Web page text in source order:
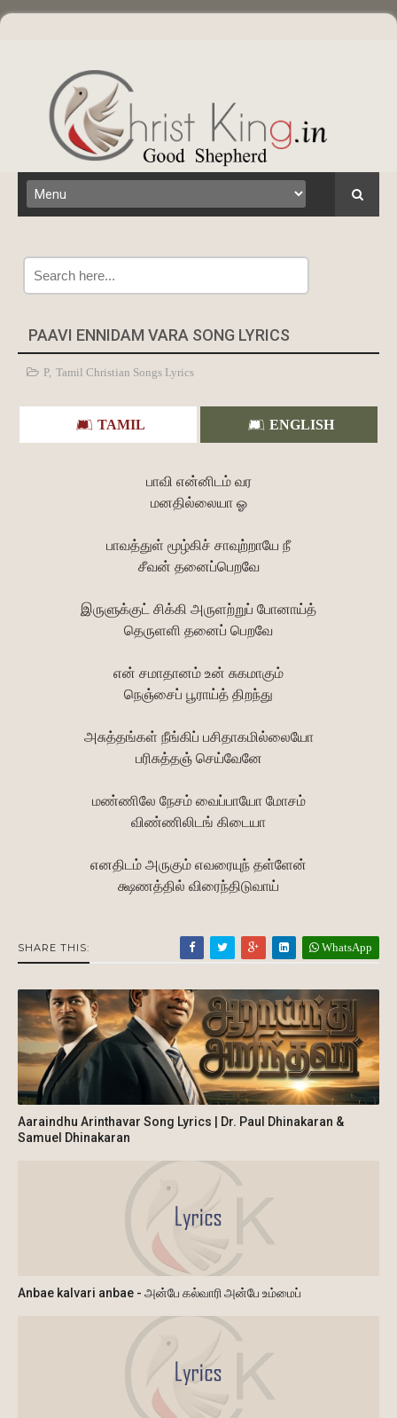
PAAVI ENNIDAM VARA SONG LYRICS
P, Tamil Christian Songs Lyrics
TAMIL ENGLISH
பாவி என்னிடம் வர
மனதில்லையா ஓ
பாவத்துள் மூழ்கிச் சாவுற்றாயே நீ
சீவன் தனைப்பெறவே
இருளுக்குட் சிக்கி அருளற்றுப் போனாய்த்
தெருளளி தனைப் பெறவே
என் சமாதானம் உன் சுகமாகும்
நெஞ்சைப் பூராய்த் திறந்து
அசுத்தங்கள் நீங்கிப் பசிதாகமில்லையோ
பரிசுத்தஞ் செய்வேனே
மண்ணிலே நேசம் வைப்பாயோ மோசம்
விண்ணிலிடங் கிடையா
எனதிடம் அருகும் எவரையுந் தள்ளேன்
க்ஷணத்தில் விரைந்திடுவாய்
SHARE THIS: WhatsApp
Aaraindhu Arinthavar Song Lyrics | Dr. Paul Dhinakaran &
Samuel Dhinakaran
Anbae kalvari anbae - அன்பே கல்வாரி அன்பே உம்மைப்